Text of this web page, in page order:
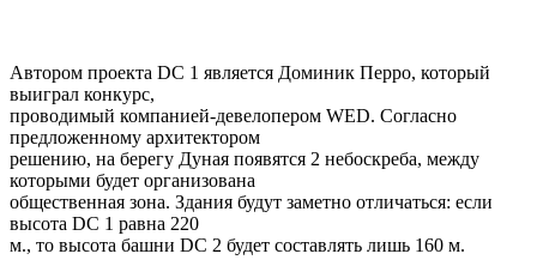
Автором проекта DC 1 является Доминик Перро, который
выиграл конкурс,
проводимый компанией-девелопером WED. Согласно
предложенному архитектором
решению, на берегу Дуная появятся 2 небоскреба, между
которыми будет организована
общественная зона. Здания будут заметно отличаться: если
высота DC 1 равна 220
м., то высота башни DC 2 будет составлять лишь 160 м.